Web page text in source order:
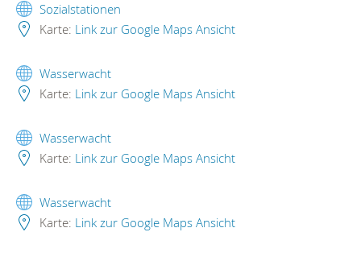
Sozialstationen
Karte: Link zur Google Maps Ansicht
Wasserwacht
Karte: Link zur Google Maps Ansicht
Wasserwacht
Karte: Link zur Google Maps Ansicht
Wasserwacht
Karte: Link zur Google Maps Ansicht